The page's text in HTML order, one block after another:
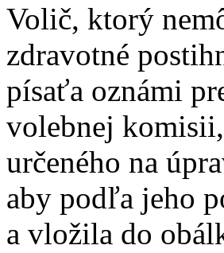
Volič, ktorý
zdravotné
písaťa oznámi
volebnej
určeného na
aby podľa jeho
a vložila do